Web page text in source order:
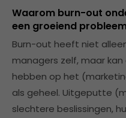
Waarom burn-out
een groeiend
Burn-out heeft niet
managers zelf, maar
hebben op het
als geheel. Uitgeputte
slechtere beslissingen,